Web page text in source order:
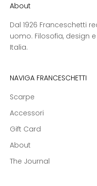
About
Dal 1926 Franceschetti
uomo. Filosofia, design
Italia.
NAVIGA FRANCESCHETTI
Scarpe
Accessori
Gift Card
About
The Journal